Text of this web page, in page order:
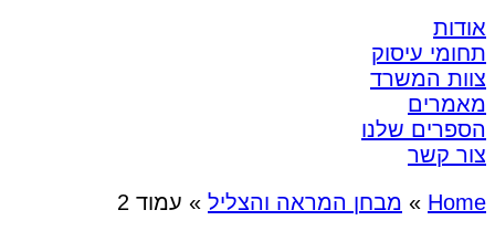
אודות
תחומי עיסוק
צוות המשרד
מאמרים
הספרים שלנו
צור קשר
Home
» מבחן המראה והצליל » עמוד 2